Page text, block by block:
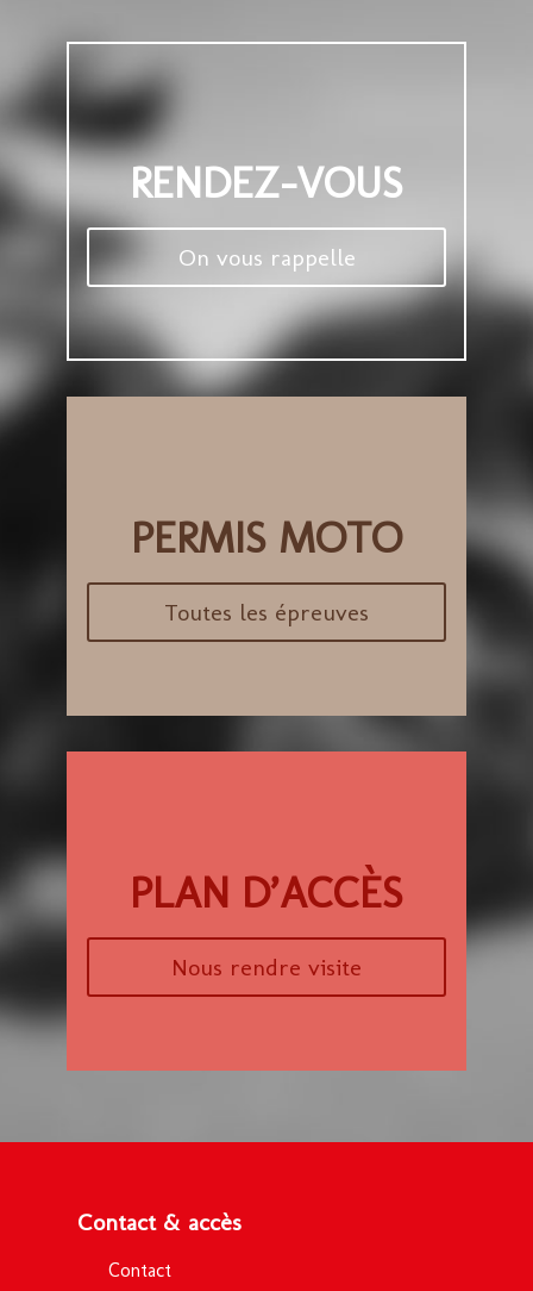
RENDEZ-VOUS
On vous rappelle
PERMIS MOTO
Toutes les épreuves
PLAN D’ACCÈS
Nous rendre visite
Contact & accès
Contact